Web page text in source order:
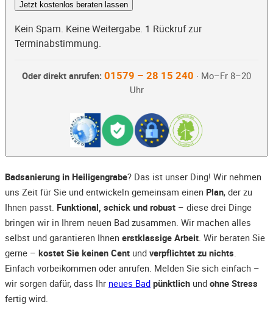
Jetzt kostenlos beraten lassen
Kein Spam. Keine Weitergabe. 1 Rückruf zur
Terminabstimmung.
Oder direkt anrufen: 01579 – 28 15 240 · Mo–Fr 8–20
Uhr
Badsanierung in Heiligengrabe? Das ist unser Ding! Wir nehmen
uns Zeit für Sie und entwickeln gemeinsam einen Plan, der zu
Ihnen passt. Funktional, schick und robust – diese drei Dinge
bringen wir in Ihrem neuen Bad zusammen. Wir machen alles
selbst und garantieren Ihnen erstklassige Arbeit. Wir beraten Sie
gerne – kostet Sie keinen Cent und verpflichtet zu nichts.
Einfach vorbeikommen oder anrufen. Melden Sie sich einfach –
wir sorgen dafür, dass Ihr neues Bad pünktlich und ohne Stress
fertig wird.